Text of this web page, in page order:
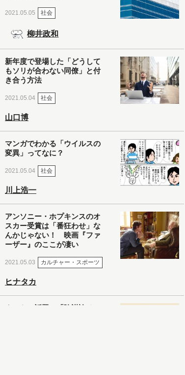
2021.05.05 社会
柳井政和
新年度で登場した「どうして
もソリが合わない同僚」と付
き合う方法
2021.05.04 社会
山口博
マンガでわかる「ウイルスの
変異」ってなに？
2021.05.04 社会
川上浩一
アンソニー・ホプキンスのオ
スカー受賞は「番狂わせ」な
んかじゃない！ 映画『ファ
ーザー』のここが凄い
2021.05.03 カルチャー・スポーツ
ヒナタカ
ネットで話題の「陰謀論チャ